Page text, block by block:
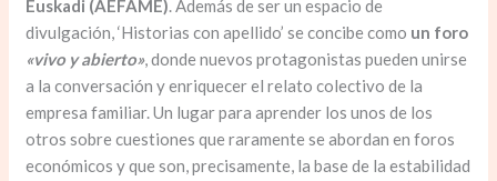
Euskadi (AEFAME). Además de ser un espacio de
divulgación, ‘Historias con apellido’ se concibe como un foro
«vivo y abierto», donde nuevos protagonistas pueden unirse
a la conversación y enriquecer el relato colectivo de la
empresa familiar. Un lugar para aprender los unos de los
otros sobre cuestiones que raramente se abordan en foros
económicos y que son, precisamente, la base de la estabilidad